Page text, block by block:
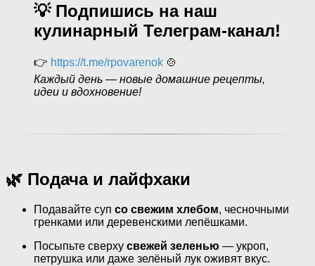
💡 Подпишись на наш
кулинарный Телеграм-канал!
👉 https://t.me/rpovarenok 🍲
Каждый день — новые домашние рецепты,
идеи и вдохновение!
🌿 Подача и лайфхаки
Подавайте суп со свежим хлебом, чесночными
гренками или деревенскими лепёшками.
Посыпьте сверху свежей зеленью — укроп,
петрушка или даже зелёный лук оживят вкус.